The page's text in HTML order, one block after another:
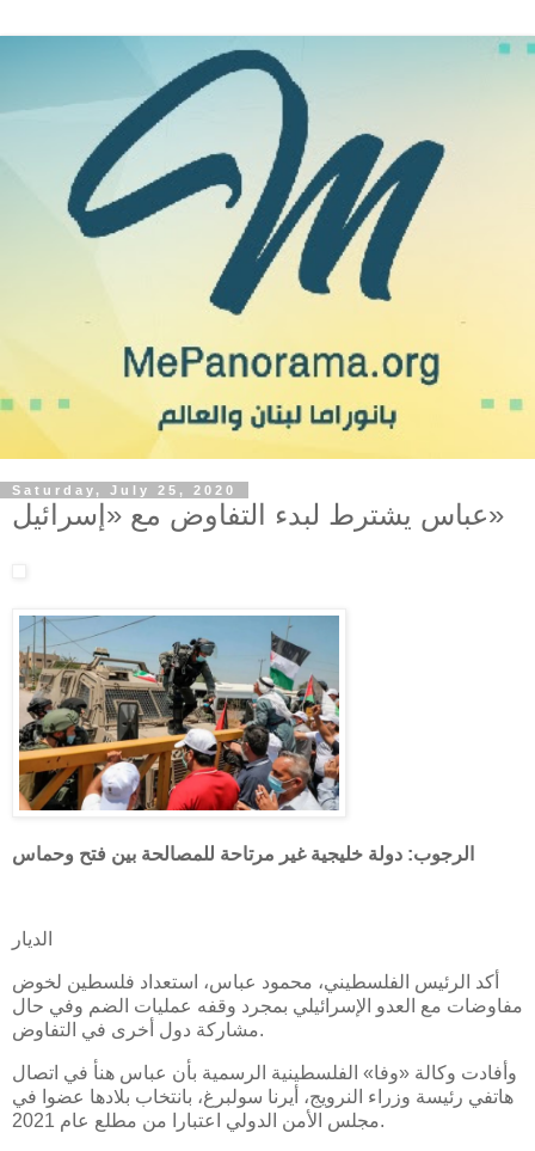
Saturday, July 25, 2020
عباس يشترط لبدء التفاوض مع «إسرائيل»
الرجوب: دولة خليجية غير مرتاحة للمصالحة بين فتح وحماس
الديار
أكد الرئيس الفلسطيني، محمود عباس، استعداد فلسطين لخوض
مفاوضات مع العدو الإسرائيلي بمجرد وقفه عمليات الضم وفي حال
مشاركة دول أخرى في التفاوض.
وأفادت وكالة «وفا» الفلسطينية الرسمية بأن عباس هنأ في اتصال
هاتفي رئيسة وزراء النرويج، أيرنا سولبرغ، بانتخاب بلادها عضوا في
مجلس الأمن الدولي اعتبارا من مطلع عام 2021.